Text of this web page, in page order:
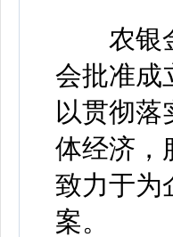
农银金
会批准成
以贯彻落
体经济，
致力于为
案。